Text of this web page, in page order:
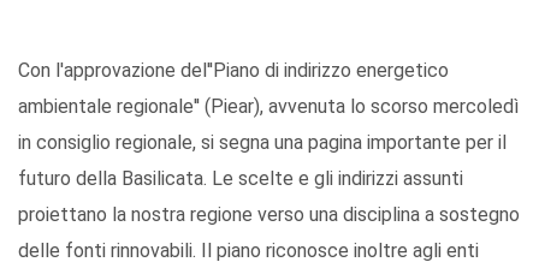
Con l'approvazione del''Piano di indirizzo energetico
ambientale regionale'' (Piear), avvenuta lo scorso mercoledì
in consiglio regionale, si segna una pagina importante per il
futuro della Basilicata. Le scelte e gli indirizzi assunti
proiettano la nostra regione verso una disciplina a sostegno
delle fonti rinnovabili. Il piano riconosce inoltre agli enti